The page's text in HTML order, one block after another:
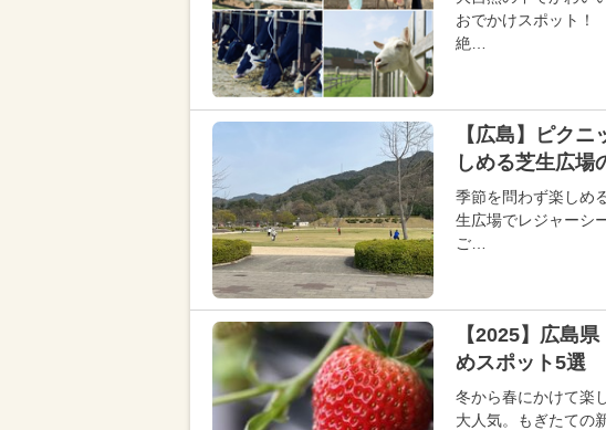
おでかけスポット！
絶…
【広島】ピク
しめる芝生広場
季節を問わず楽しめ
生広場でレジャーシ
ご…
【2025】広島
めスポット5選
冬から春にかけて楽
大人気。もぎたての